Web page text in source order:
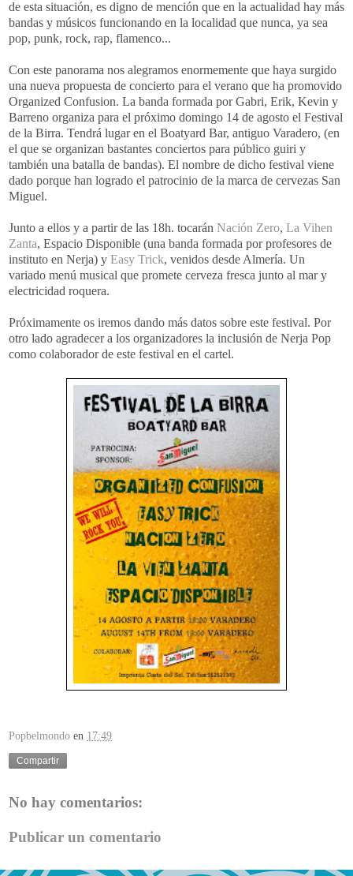
de esta situación, es digno de mención que en la actualidad hay más
bandas y músicos funcionando en la localidad que nunca, ya sea
pop, punk, rock, rap, flamenco...
Con este panorama nos alegramos enormemente que haya surgido
una nueva propuesta de concierto para el verano que ha promovido
Organized Confusion. La banda formada por Gabri, Erik, Kevin y
Barreno organiza para el próximo domingo 14 de agosto el Festival
de la Birra. Tendrá lugar en el Boatyard Bar, antiguo Varadero, (en
el que se organizan bastantes conciertos para público guiri y
también una batalla de bandas). El nombre de dicho festival viene
dado porque han logrado el patrocinio de la marca de cervezas San
Miguel.
Junto a ellos y a partir de las 18h. tocarán Nación Zero, La Vihen
Zanta, Espacio Disponible (una banda formada por profesores de
instituto en Nerja) y Easy Trick, venidos desde Almería. Un
variado menú musical que promete cerveza fresca junto al mar y
electricidad roquera.
Próximamente os iremos dando más datos sobre este festival. Por
otro lado agradecer a los organizadores la inclusión de Nerja Pop
como colaborador de este festival en el cartel.
Popbelmondo en 17:49
Compartir
No hay comentarios:
Publicar un comentario